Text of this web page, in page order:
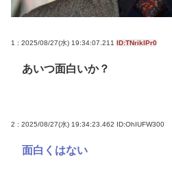
www
の？自民党の政治家だし普
Powered by livedoor 相互RSS
1 : 2025/08/27(水) 19:34:07.211 ID:TNriklPr0
あいつ面白いか？
2 : 2025/08/27(水) 19:34:23.462 ID:OhIUFW300
面白くはない